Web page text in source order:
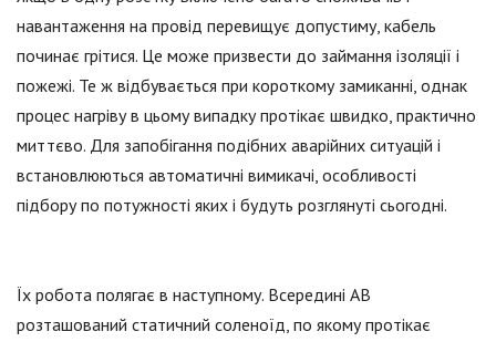
навантаження на провід перевищує допустиму, кабель
починає грітися. Це може призвести до займання ізоляції і
пожежі. Те ж відбувається при короткому замиканні, однак
процес нагріву в цьому випадку протікає швидко, практично
миттєво. Для запобігання подібних аварійних ситуацій і
встановлюються автоматичні вимикачі, особливості
підбору по потужності яких і будуть розглянуті сьогодні.
Їх робота полягає в наступному. Всередині АВ
розташований статичний соленоїд, по якому протікає